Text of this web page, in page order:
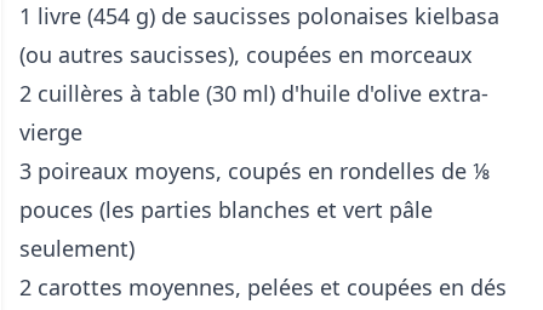
1 livre (454 g) de saucisses polonaises kielbasa
(ou autres saucisses), coupées en morceaux
2 cuillères à table (30 ml) d'huile d'olive extra-
vierge
3 poireaux moyens, coupés en rondelles de ⅛
pouces (les parties blanches et vert pâle
seulement)
2 carottes moyennes, pelées et coupées en dés